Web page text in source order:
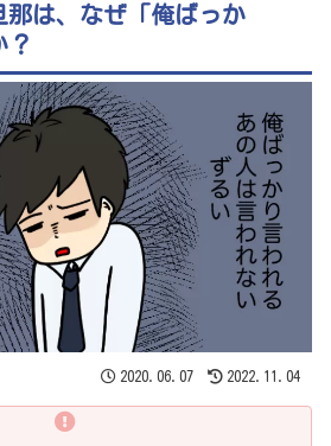
那は、なぜ「俺ばっか
？
2020.06.07 2022.11.04